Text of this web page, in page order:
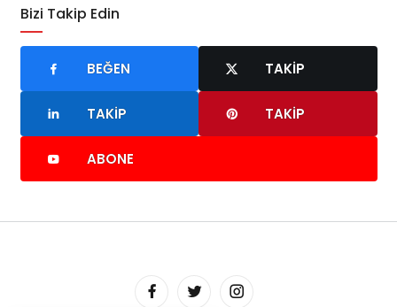
Bizi Takip Edin
BEĞEN TAKIP
TAKIP TAKIP
ABONE